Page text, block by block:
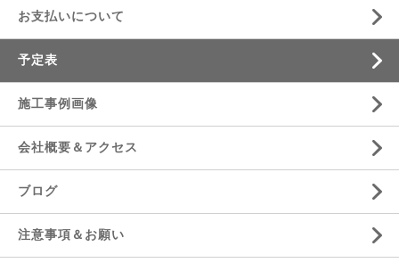
お支払いについて
予定表
施工事例画像
会社概要＆アクセス
ブログ
注意事項＆お願い